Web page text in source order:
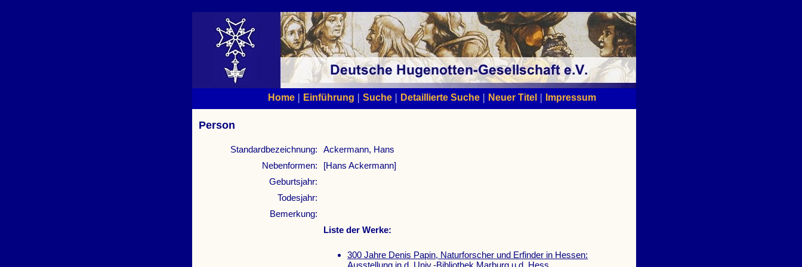
Home | Einführung | Suche | Detaillierte Suche | Neuer Titel | Impressum
Person
Standardbezeichnung:
Ackermann, Hans
Nebenformen:
[Hans Ackermann]
Geburtsjahr:
Todesjahr:
Bemerkung:
Liste der Werke:
300 Jahre Denis Papin, Naturforscher und Erfinder in Hessen: